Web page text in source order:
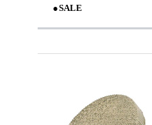
● S A L E